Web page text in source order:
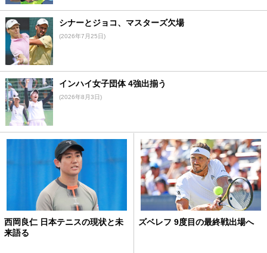
シナーとジョコ、マスターズ欠場
(2026年7月25日)
インハイ女子団体 4強出揃う
(2026年8月3日)
西岡良仁 日本テニスの現状と未
来語る
ズベレフ 9度目の最終戦出場へ